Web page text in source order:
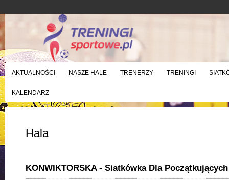
AKTUALNOŚCI NASZE HALE TRENERZY TRENINGI
KALENDARZ
Hala
KONWIKTORSKA - Siatkówka Dla Początkujących